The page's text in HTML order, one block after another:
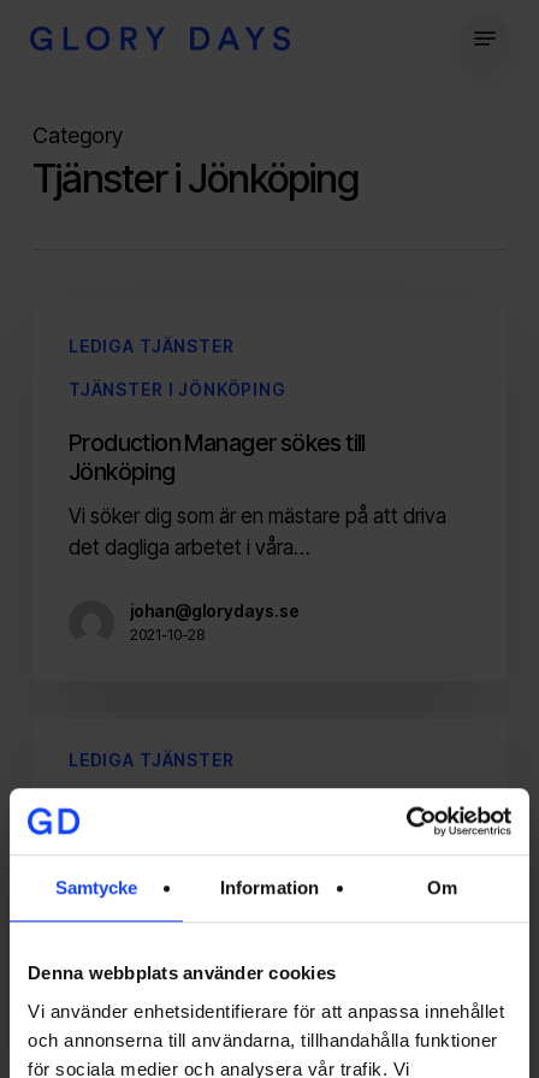
Samtycke Information Om
Denna webbplats använder cookies
Vi använder enhetsidentifierare för att anpassa innehållet
och annonserna till användarna, tillhandahålla funktioner
för sociala medier och analysera vår trafik. Vi
Category
Tjänster i Jönköping
Manager
Jönköping
LEDIGA TJÄNSTER
TJÄNSTER I JÖNKÖPING
Production Manager sökes till
Jönköping
Vi söker dig som är en mästare på att driva
det dagliga arbetet i våra…
johan@glorydays.se
2021-10-28
Editor
sökes
till
Jönköping
LEDIGA TJÄNSTER
TJÄNSTER I JÖNKÖPING
Video Editor sökes till Jönköping
Vi söker dig som är bekväm med att på egen
2021-09-09